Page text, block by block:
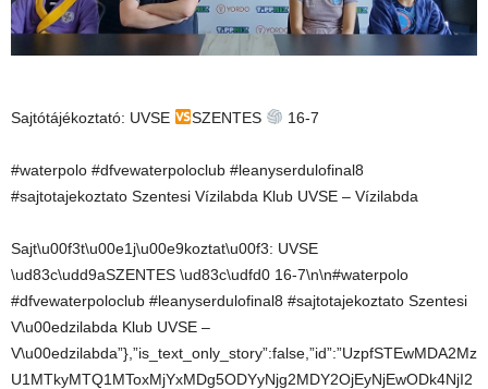
Sajtótájékoztató: UVSE SZENTES 16-7
#waterpolo #dfvewaterpoloclub #leanyserdulofinal8
#sajtotajekoztato Szentesi Vízilabda Klub UVSE – Vízilabda
Sajt\u00f3t\u00e1j\u00e9koztat\u00f3: UVSE
\ud83c\udd9aSZENTES \ud83c\udfd0 16-7\n\n#waterpolo
#dfvewaterpoloclub #leanyserdulofinal8 #sajtotajekoztato Szentesi
V\u00edzilabda Klub UVSE –
V\u00edzilabda”},”is_text_only_story”:false,”id”:”UzpfSTEwMDA2Mz
U1MTkyMTQ1MToxMjYxMDg5ODYyNjg2MDY2OjEyNjEwODk4NjI2